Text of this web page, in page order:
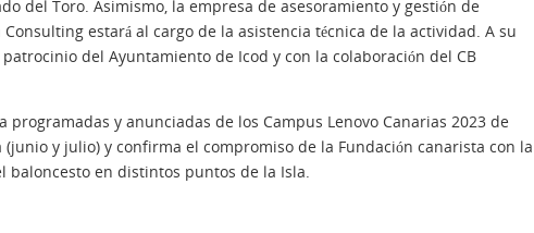
del Toro. Asimismo, la empresa de asesoramiento y gestión de
estará al cargo de la asistencia técnica de la actividad. A su
del Ayuntamiento de Icod y con la colaboración del CB
programadas y anunciadas de los Campus Lenovo Canarias 2023 de
(junio y julio) y confirma el compromiso de la Fundación canarista con la
baloncesto en distintos puntos de la Isla.